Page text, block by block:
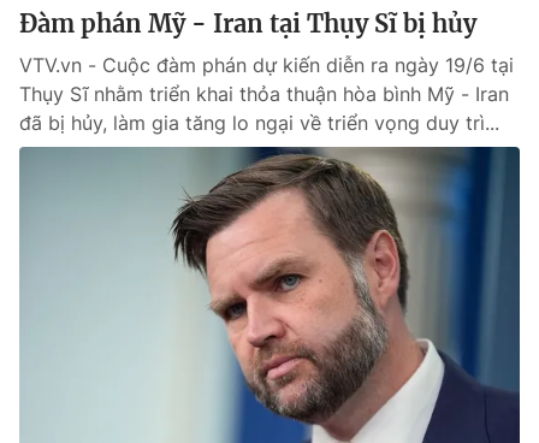
Đàm phán Mỹ - Iran tại Thụy Sĩ bị hủy
VTV.vn - Cuộc đàm phán dự kiến diễn ra ngày 19/6 tại
Thụy Sĩ nhằm triển khai thỏa thuận hòa bình Mỹ - Iran
đã bị hủy, làm gia tăng lo ngại về triển vọng duy trì...